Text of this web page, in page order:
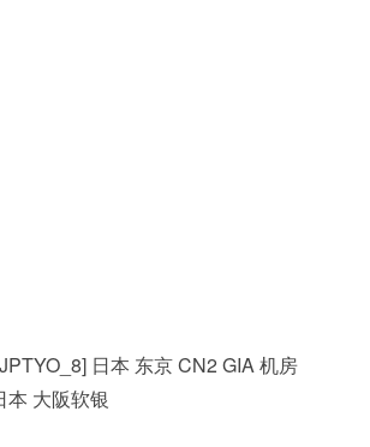
日本 东京 CN2 GIA 机房
本 大阪软银